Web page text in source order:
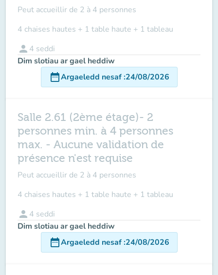
Peut accueillir de 2 à 4 personnes
4 chaises hautes + 1 table haute + 1 tableau
person 4 seddi
Dim slotiau ar gael heddiw
date_rangeArgaeledd nesaf:24/08/2026
Salle 2.61 (2ème étage)- 2
personnes min. à 4 personnes
max. - Aucune validation de
présence n'est requise
Peut accueillir de 2 à 4 personnes
4 chaises hautes + 1 table haute + 1 tableau
person 4 seddi
Dim slotiau ar gael heddiw
date_rangeArgaeledd nesaf:24/08/2026